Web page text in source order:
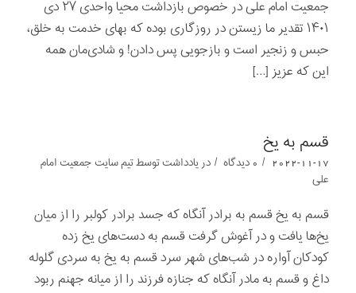
جمعیت امام علی در خصوص بازداشت محیا واحدی ۲۷ دی
۱۴۰۱ تقدیر ما زیستن در روزگاری بوده که بهای خدمت به خلق،
حبس و زنجیر است و بازجویی پس دادن! و شادی‌مان همه
این که عزیز […]
قسم به یخ
2022-11-17
/ 0 دیدگاه / دریادداشت‌‌‌‌‌‌‌توسطتیم سایت جمعیت امام
علی
قسم به یخ قسم به برادر آنگاه که جسد برادر کولبر را از میان
یخ‌ها یافت و در آغوش گرفت قسم به دست‌های یخ زده
کودکان آواره در شب‌های شهر سرد قسم به یخ به سردی گلوله
داغ و قسم به مادر آنگاه که جنازه فرزند را از میانه جهنم ربود